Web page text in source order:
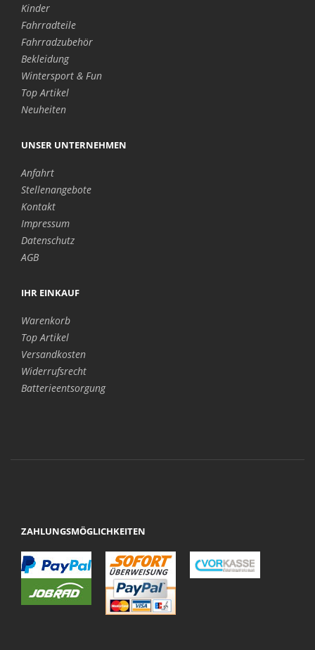
Kinder
Fahrradteile
Fahrradzubehör
Bekleidung
Wintersport & Fun
Top Artikel
Neuheiten
UNSER UNTERNEHMEN
Anfahrt
Stellenangebote
Kontakt
Impressum
Datenschutz
AGB
IHR EINKAUF
Warenkorb
Top Artikel
Versandkosten
Widerrufsrecht
Batterieentsorgung
ZAHLUNGSMÖGLICHKEITEN